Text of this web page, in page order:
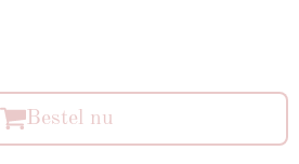
Bestel nu